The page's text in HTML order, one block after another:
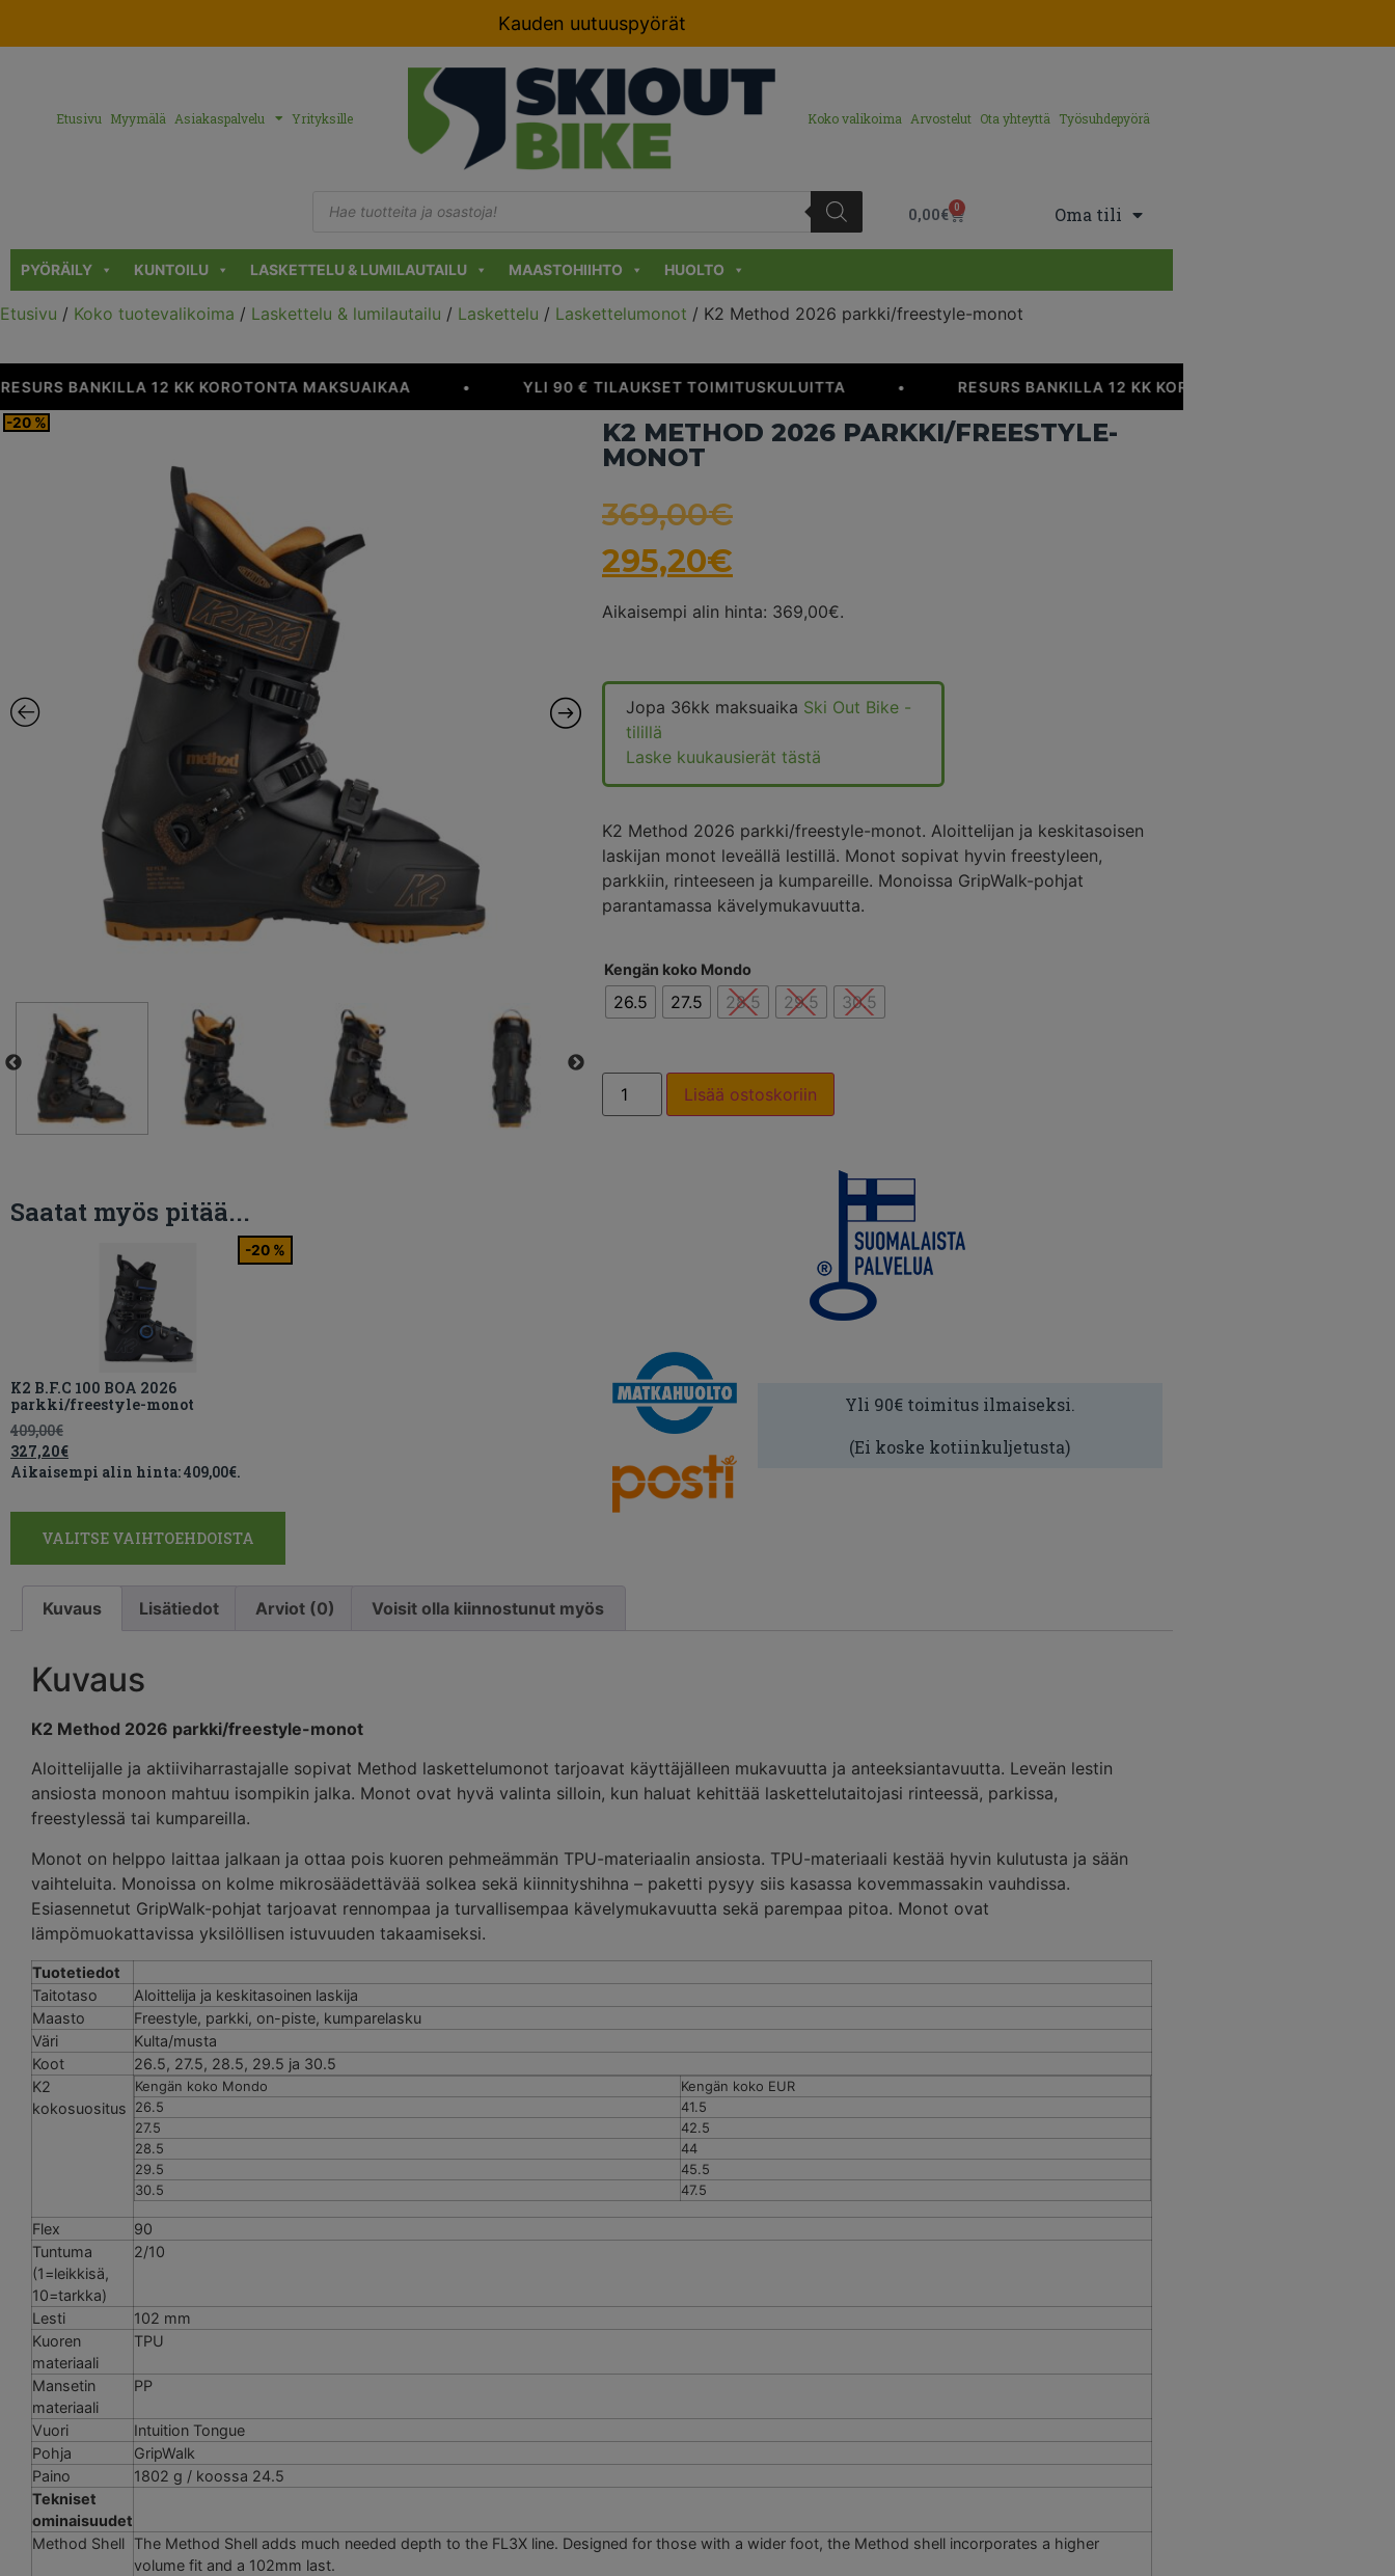
Kauden uutuuspyörät
Etusivu Myymälä Asiakaspalvelu Yrityksille Koko valikoima Arvostelut Ota yhteyttä Työsuhdepyörä
0,00€ 0 Oma tili
PYÖRÄILY KUNTOILU LASKETTELU & LUMILAUTAILU MAASTOHIIHTO HUOLTO
Etusivu / Koko tuotevalikoima / Laskettelu & lumilautailu / Laskettelu / Laskettelumonot / K2 Method 2026 parkki/freestyle-monot
BANKILLA 12 KK KOROTONTA MAKSUAIKAA YLI 90 € TILAUKSET TOIMITUSKULUITTA RESURS BANKILLA 12 KK KOROTONTA MAKSUAIKAA
-20 %
Saatat myös pitää...
-20 %
K2 B.F.C 100 BOA 2026
parkki/freestyle-monot
409,00€
327,20€
Aikaisempi alin hinta:409,00€.
VALITSE VAIHTOEHDOISTA
K2 METHOD 2026 PARKKI/FREESTYLE-
MONOT
369,00€
295,20€
Aikaisempi alin hinta: 369,00€.
Jopa 36kk maksuaika Ski Out Bike -
tilillä
Laske kuukausierät tästä
K2 Method 2026 parkki/freestyle-monot. Aloittelijan ja keskitasoisen
laskijan monot leveällä lestillä. Monot sopivat hyvin freestyleen,
parkkiin, rinteeseen ja kumpareille. Monoissa GripWalk-pohjat
parantamassa kävelymukavuutta.
Kengän koko Mondo
26.5 27.5 28.5 29.5 30.5
Lisää ostoskoriin
Yli 90€ toimitus ilmaiseksi.
(Ei koske kotiinkuljetusta)
Kuvaus Lisätiedot Arviot (0) Voisit olla kiinnostunut myös
Kuvaus
K2 Method 2026 parkki/freestyle-monot
Aloittelijalle ja aktiiviharrastajalle sopivat Method laskettelumonot tarjoavat käyttäjälleen mukavuutta ja anteeksiantavuutta. Leveän lestin
ansiosta monoon mahtuu isompikin jalka. Monot ovat hyvä valinta silloin, kun haluat kehittää laskettelutaitojasi rinteessä, parkissa,
freestylessä tai kumpareilla.
Monot on helppo laittaa jalkaan ja ottaa pois kuoren pehmeämmän TPU-materiaalin ansiosta. TPU-materiaali kestää hyvin kulutusta ja sään
vaihteluita. Monoissa on kolme mikrosäädettävää solkea sekä kiinnityshihna – paketti pysyy siis kasassa kovemmassakin vauhdissa.
Esiasennetut GripWalk-pohjat tarjoavat rennompaa ja turvallisempaa kävelymukavuutta sekä parempaa pitoa. Monot ovat
lämpömuokattavissa yksilöllisen istuvuuden takaamiseksi.
Tuotetiedot
Taitotaso
Aloittelija ja keskitasoinen laskija
Maasto
Freestyle, parkki, on-piste, kumparelasku
Väri
Kulta/musta
Koot
26.5, 27.5, 28.5, 29.5 ja 30.5
K2
kokosuositus
Kengän koko Mondo
Kengän koko EUR
26.5
41.5
27.5
42.5
28.5
44
29.5
45.5
30.5
47.5
Flex
90
Tuntuma
(1=leikkisä,
10=tarkka)
2/10
Lesti
102 mm
Kuoren
materiaali
TPU
Mansetin
materiaali
PP
Vuori
Intuition Tongue
Pohja
GripWalk
Paino
1802 g / koossa 24.5
Tekniset
ominaisuudet
Method Shell The Method Shell adds much needed depth to the FL3X line. Designed for those with a wider foot, the Method shell incorporates a higher
volume fit and a 102mm last.